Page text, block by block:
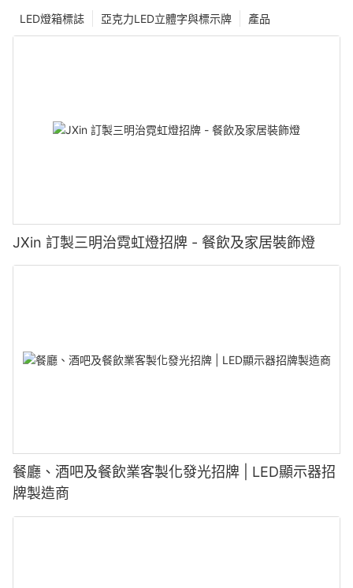
產品
亞克力LED立體字與標示牌
LED燈箱標誌
JXin 訂製三明治霓虹燈招牌 - 餐飲及家居裝飾燈
餐廳、酒吧及餐飲業客製化發光招牌 | LED顯示器招
牌製造商